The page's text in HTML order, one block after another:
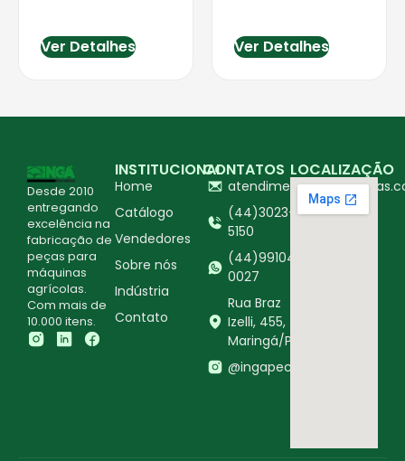
Ver Detalhes Ver Detalhes
Desde 2010
entregando
excelência na
fabricação de
peças para
máquinas
agrícolas.
Com mais de
10.000 itens.
INSTITUCIONAL
Home
Catálogo
Vendedores
Sobre nós
Indústria
Contato
CONTATOS
(44)3023-
5150
(44)99104-
0027
Rua Braz
Izelli, 455,
Maringá/PR
@ingapecasagricolas
LOCALIZAÇÃO